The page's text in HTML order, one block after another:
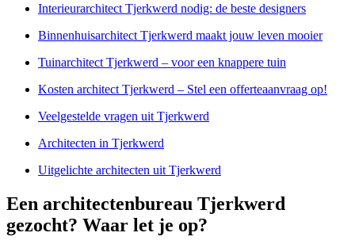
Interieurarchitect Tjerkwerd nodig: de beste designers
Binnenhuisarchitect Tjerkwerd maakt jouw leven mooier
Tuinarchitect Tjerkwerd – voor een knappere tuin
Kosten architect Tjerkwerd – Stel een offerteaanvraag op!
Veelgestelde vragen uit Tjerkwerd
Architecten in Tjerkwerd
Uitgelichte architecten uit Tjerkwerd
Een architectenbureau Tjerkwerd
gezocht? Waar let je op?